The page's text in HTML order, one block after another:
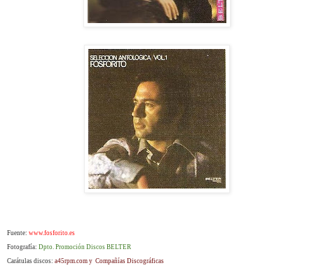
Fuente: www.fosforito.es
Fotografía: Dpto. Promoción Discos BELTER
Carátulas discos: a45rpm.com y Compañías Discográficas